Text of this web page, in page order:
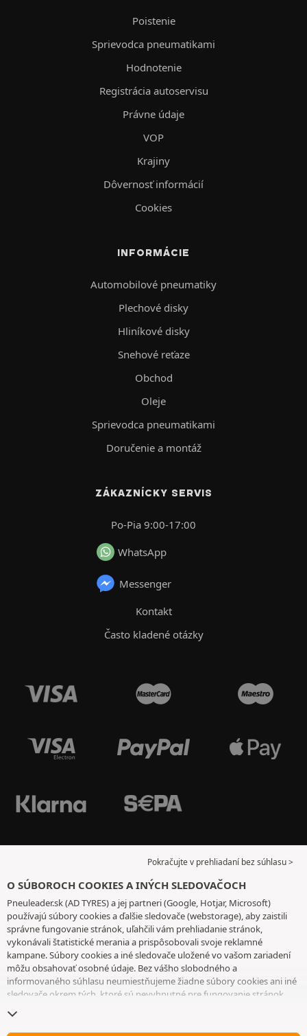
Poistenie
Sprievodca pneumatikami
Hodnotenie
Registrácia autoservisu
Právne údaje
VOP
Krajiny
Dôvernosť informácií
Cookies
INFORMÁCIE
Automobilové pneumatiky
Plechové disky
Hliníkové disky
Snehové reťaze
Obchod
Oleje
Sprievodca pneumatikami
Doručenie a montáž
ZÁKAZNÍCKY SERVIS
Po-Pia 9:00-17:00
WhatsApp
Messenger
Kontakt
Často kladené otázky
Pokračujte v prehliadaní bez súhlasu >
O SÚBOROCH COOKIES A INÝCH SLEDOVAČOCH
Pneuleader.sk (AD TYRES) a jej partneri (Google, Hotjar, Microsoft)
používajú súbory cookies a ďalšie sledovače (webstorage), aby zaistili
správne fungovanie stránok, uľahčili vám prehliadanie stránok,
vykonávali štatistické merania a prispôsobovali svoje reklamné
kampane. Súbory cookies a iné sledovače uložené vo vašom zariadení
môžu obsahovať osobné údaje. Bez vášho slobodného a
informovaného súhlasu neumiestňujeme žiadne súbory cookies ani iné
sledovače okrem tých, ktoré sú nevyhnutné pre fungovanie stránok.
odvolať tak, že prejdete na
rozhodnúť pokračovať v prehliadaní bez súhlasu s ukladaním súborov